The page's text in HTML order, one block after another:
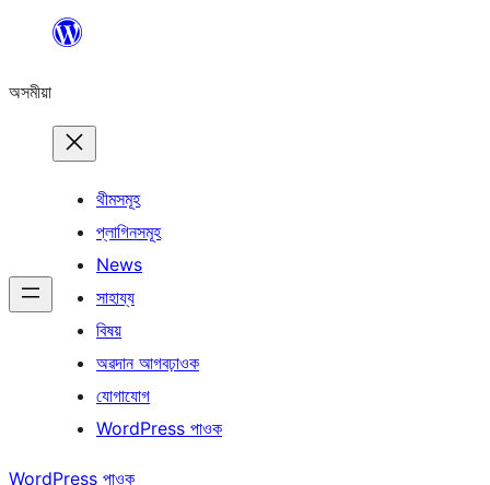
বিষয়বস্তুলৈ
অসমীয়া
থীমসমূহ
প্লাগিনসমূহ
News
সাহায্য
বিষয়
অৱদান আগবঢ়াওক
যোগাযোগ
WordPress পাওক
WordPress পাওক